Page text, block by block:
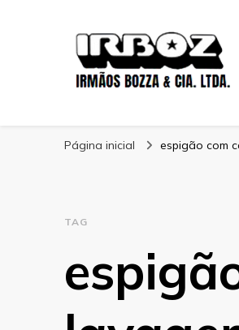
Blog Irboz
Página inicial espigão com
TAG